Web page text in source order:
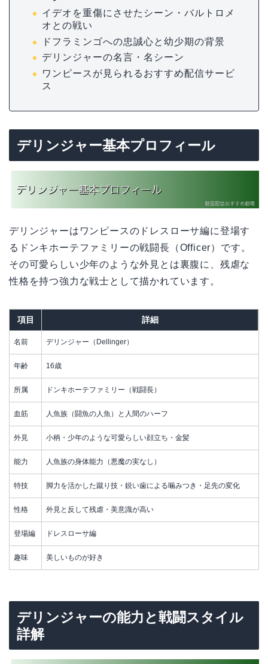
イデオを重傷にさせたシーン・バルトロメ
オとの戦い
ドフラミンゴへの忠誠心と幼少期の背景
デリンジャーの名言・名シーン
ワンピースが見られるおすすめ配信サービ
ス
デリンジャー基本プロフィール
デリンジャーはワンピースのドレスローサ編に登場す
るドンキホーテファミリーの戦闘長（Officer）です。
その可愛らしい少年のような外見とは裏腹に、残虐な
性格を持つ強力な戦士として描かれています。
項目 詳細
名前 デリンジャー（Dellinger）
年齢 16歳
所属 ドンキホーテファミリー（戦闘長）
血筋 人魚族（闘魚の人魚）と人間のハーフ
外見 小柄・少年のような可愛らしい顔立ち・金髪
能力 人魚族の身体能力（悪魔の実なし）
特技 脚力を活かした蹴り技・鋭い歯による噛みつき・足先の変化
性格 外見と反して残虐・美意識が高い
登場編 ドレスローサ編
趣味 美しいものが好き
デリンジャーの能力と戦闘スタイル
詳解